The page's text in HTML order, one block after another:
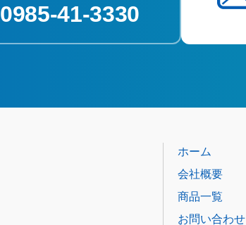
0985‐41‐3330
ホーム
会社概要
商品一覧
お問い合わせ